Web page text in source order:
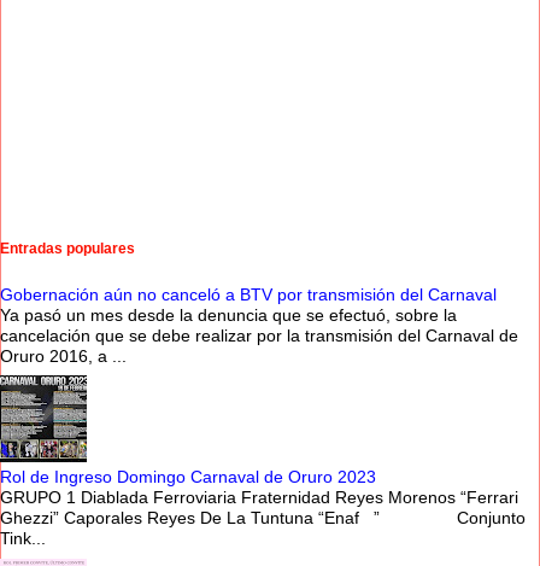
Entradas populares
Gobernación aún no canceló a BTV por transmisión del Carnaval
Ya pasó un mes desde la denuncia que se efectuó, sobre la
cancelación que se debe realizar por la transmisión del Carnaval de
Oruro 2016, a ...
Rol de Ingreso Domingo Carnaval de Oruro 2023
GRUPO 1 Diablada Ferroviaria Fraternidad Reyes Morenos “Ferrari
Ghezzi” Caporales Reyes De La Tuntuna “Enaf ” Conjunto
Tink...